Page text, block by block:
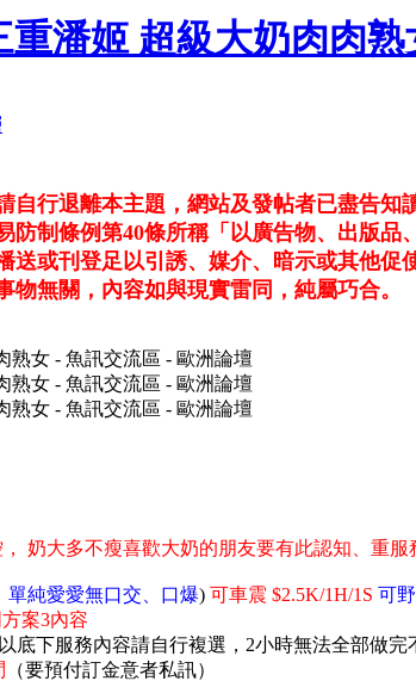
潘姬 超級大奶肉肉熟
自行退離本主題，網站及發帖者已盡告知
防制條例第40條所稱「以廣告物、出版品
送或刊登足以引誘、媒介、暗示或其他促
無關，內容如與現實雷同，純屬巧合。
奶大多不瘦喜歡大奶的朋友要有此認知、重
單純愛愛無口交、口爆) 可車震 $2.5K/1H/1S 可
案3內容
底下服務內容請自行複選，2小時無法全部做完
（要預付訂金意者私訊）